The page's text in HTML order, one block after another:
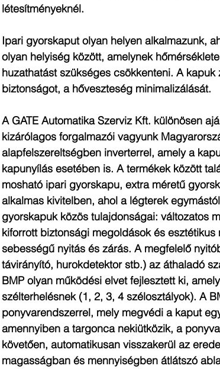
létesítményeknél.
Ipari gyorskaput olyan helyen alkalmazunk,
olyan helyiség között, amelynek
huzathatást szükséges csökkenteni. A
biztonságot, a hőveszteség minimalizálását.
A GATE Automatika Szerviz Kft. különösen
kizárólagos forgalmazói vagyunk
alapfelszereltségben inverterrel, amely a
kapunyílás esetében is. A termékek között
mosható ipari gyorskapu, extra méretű
alkalmas kivitelben, ahol a légterek
gyorskapuk közös tulajdonságai: változatos
kiforrott biztonsági megoldások és
sebességű nyitás és zárás. A megfelelő
távirányító, hurokdetektor stb.) az áthaladó
BMP olyan működési elvet fejlesztett ki,
szélterhelésnek (1, 2, 3, 4 szélosztályok). A
ponyvarendszerrel, mely megvédi a kaput
amennyiben a targonca nekiütközik, a
követően, automatikusan visszakerül az
magasságban és mennyiségben átlátszó